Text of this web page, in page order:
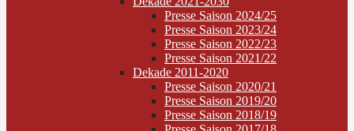
Presse Saison 2024/25
Presse Saison 2023/24
Presse Saison 2022/23
Presse Saison 2021/22
Dekade 2011-2020
Presse Saison 2020/21
Presse Saison 2019/20
Presse Saison 2018/19